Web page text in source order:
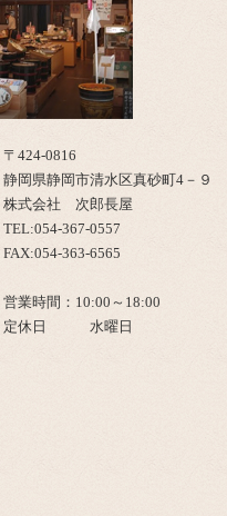
〒424-0816
静岡県静岡市清水区真砂町4－９
株式会社 次郎長屋
TEL:054-367-0557
FAX:054-363-6565
営業時間：10:00～18:00
定休日 水曜日